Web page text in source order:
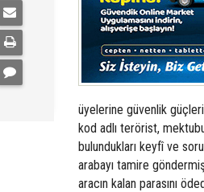
üyelerine güvenlik
kod adlı terörist,
bulundukları keyfî ve
arabayı tamire
aracın kalan parasını